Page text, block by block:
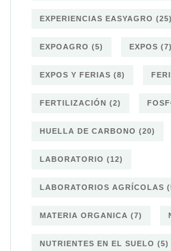
EXPERIENCIAS EASYAGRO (25)
EXPOAGRO (5) EXPOS (7)
EXPOS Y FERIAS (8)
FERTILIZACIÓN (2)
HUELLA DE CARBONO (20)
LABORATORIO (12)
LABORATORIOS AGRÍCOLAS
MATERIA ORGANICA (7)
NUTRIENTES EN EL SUELO (5)